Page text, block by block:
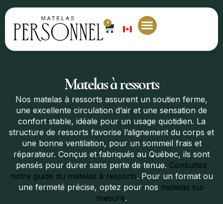
EN
0
Matelas à ressorts
Nos matelas à ressorts assurent un soutien ferme,
une excellente circulation d’air et une sensation de
confort stable, idéale pour un usage quotidien. La
structure de ressorts favorise l’alignement du corps et
une bonne ventilation, pour un sommeil frais et
réparateur. Conçus et fabriqués au Québec, ils sont
pensés pour durer sans perte de tenue. Consultez
notre guide du matelas à ressorts. Pour un format ou
une fermeté précise, optez pour nos matelas sur
mesure.